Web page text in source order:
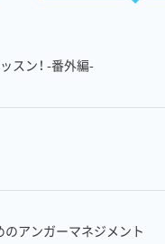
スン！ -番外編-
アンガーマネジメント